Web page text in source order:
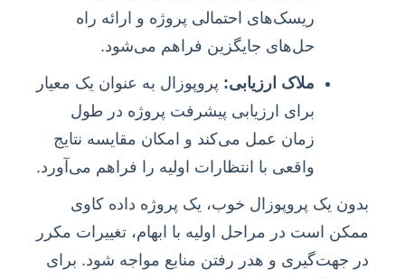
ریسک‌های احتمالی پروژه و ارائه راه
حل‌های جایگزین فراهم می‌شود.
ملاک ارزیابی: پروپوزال به عنوان یک معیار
برای ارزیابی پیشرفت پروژه در طول
زمان عمل می‌کند و امکان مقایسه نتایج
واقعی با انتظارات اولیه را فراهم می‌آورد.
بدون یک پروپوزال خوب، یک پروژه داده کاوی
ممکن است در مراحل اولیه با ابهام، تغییرات مکرر
در جهت‌گیری و هدر رفتن منابع مواجه شود. برای